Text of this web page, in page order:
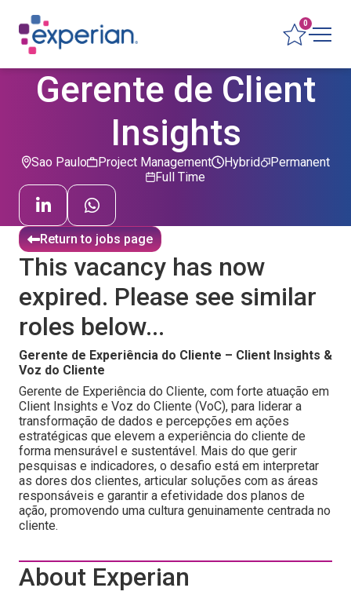
0
Gerente de Client
Insights
Sao Paulo Project Management Permanent
Hybrid
Full Time
Return to jobs page
This vacancy has now
expired. Please see similar
roles below...
Gerente de Experiência do Cliente – Client Insights &
Voz do Cliente
Gerente de Experiência do Cliente, com forte atuação em
Client Insights e Voz do Cliente (VoC), para liderar a
transformação de dados e percepções em ações
estratégicas que elevem a experiência do cliente de
forma mensurável e sustentável. Mais do que gerir
pesquisas e indicadores, o desafio está em interpretar
as dores dos clientes, articular soluções com as áreas
responsáveis e garantir a efetividade dos planos de
ação, promovendo uma cultura genuinamente centrada no
cliente.
About Experian